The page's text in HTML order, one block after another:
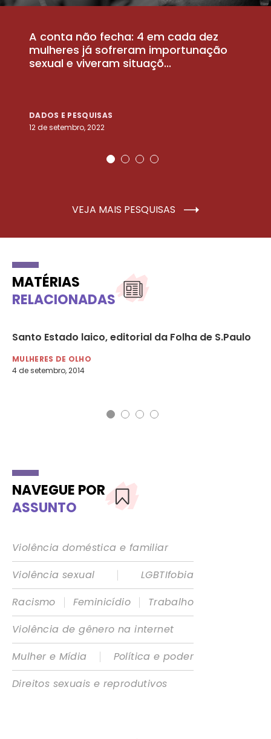
A conta não fecha: 4 em cada dez
mulheres já sofreram importunação
sexual e viveram situaçõ...
DADOS E PESQUISAS
12 de setembro, 2022
VEJA MAIS PESQUISAS
MATÉRIAS
RELACIONADAS
Santo Estado laico, editorial da Folha de S.Paulo
MULHERES DE OLHO
4 de setembro, 2014
NAVEGUE POR
ASSUNTO
Violência doméstica e familiar
Violência sexual
|
LGBTIfobia
Racismo
| Feminicídio |
Trabalho
Violência de gênero na internet
Mulher e Mídia
|
Política e poder
Direitos sexuais e reprodutivos